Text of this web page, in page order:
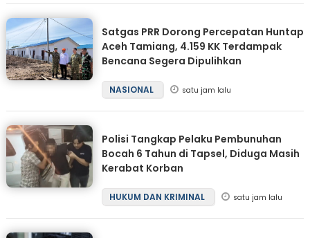
Satgas PRR Dorong Percepatan Huntap
Aceh Tamiang, 4.159 KK Terdampak
Bencana Segera Dipulihkan
NASIONAL satu jam lalu
Polisi Tangkap Pelaku Pembunuhan
Bocah 6 Tahun di Tapsel, Diduga Masih
Kerabat Korban
HUKUM DAN KRIMINAL satu jam lalu